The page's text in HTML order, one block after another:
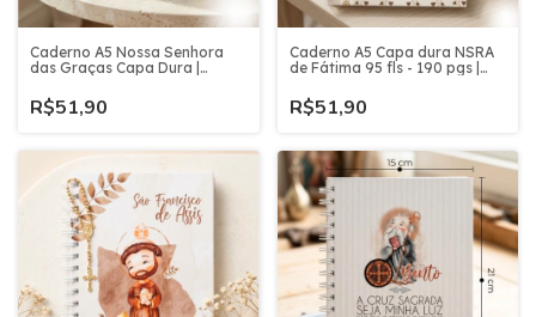
Caderno A5 Nossa Senhora
das Graças Capa Dura |
Devocional Religioso - 95 fls -
190 pgs
R$51,90
Caderno A5 Capa dura NSRA
de Fátima 95 fls - 190 pgs |
Devocional Religioso
R$51,90